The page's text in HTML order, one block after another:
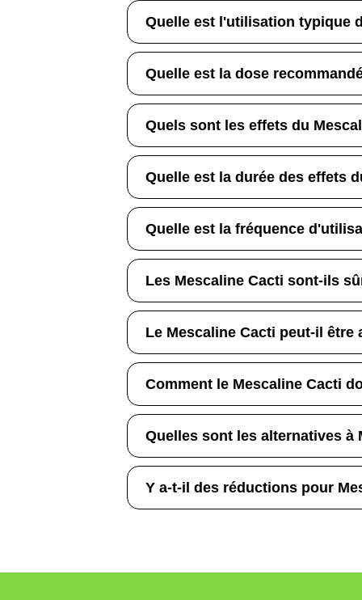
Quelle est l'utilisation typique
Quelle est la dose
Quels sont les effets du
Quelle est la durée des effets
Quelle est la fréquence
Les Mescaline Cacti sont-ils
Le Mescaline Cacti peut-il
Comment le Mescaline Cacti
Quelles sont les alternatives à
Y a-t-il des réductions pour